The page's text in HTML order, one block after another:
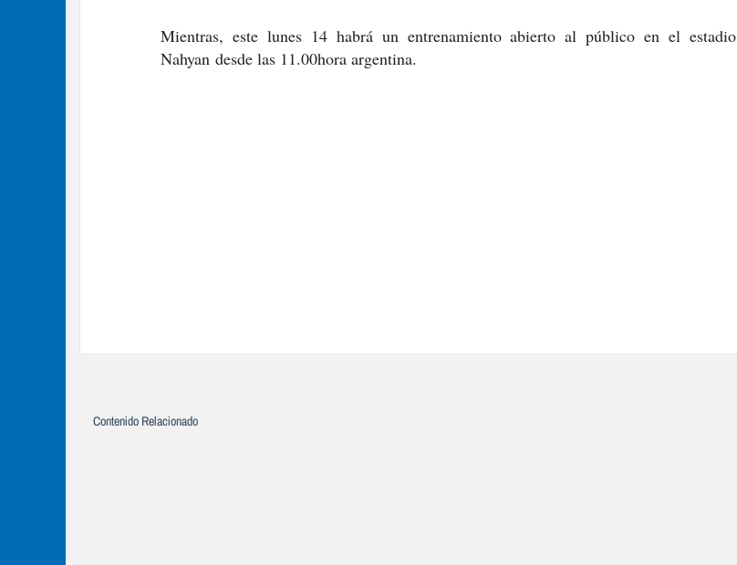
Mientras, este lunes 14 habrá un entrenamiento abierto al público en el estadio
Nahyan desde las 11.00hora argentina.
Contenido Relacionado